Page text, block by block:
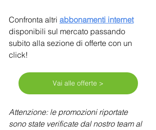
Confronta altri abbonamenti internet
disponibili sul mercato passando
subito alla sezione di offerte con un
click!
Vai alle offerte >
Attenzione: le promozioni riportate
sono state verificate dal nostro team al